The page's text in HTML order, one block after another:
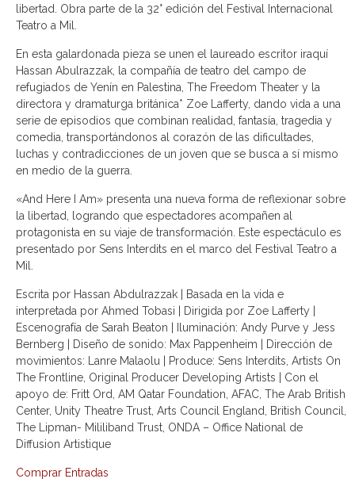
libertad. Obra parte de la 32° edición del Festival Internacional
Teatro a Mil.
En esta galardonada pieza se unen el laureado escritor iraquí
Hassan Abulrazzak, la compañía de teatro del campo de
refugiados de Yenín en Palestina, The Freedom Theater y la
directora y dramaturga británica* Zoe Lafferty, dando vida a una
serie de episodios que combinan realidad, fantasía, tragedia y
comedia, transportándonos al corazón de las dificultades,
luchas y contradicciones de un joven que se busca a sí mismo
en medio de la guerra.
«And Here I Am» presenta una nueva forma de reflexionar sobre
la libertad, logrando que espectadores acompañen al
protagonista en su viaje de transformación. Este espectáculo es
presentado por Sens Interdits en el marco del Festival Teatro a
Mil.
Escrita por Hassan Abdulrazzak | Basada en la vida e
interpretada por Ahmed Tobasi | Dirigida por Zoe Lafferty |
Escenografía de Sarah Beaton | Iluminación: Andy Purve y Jess
Bernberg | Diseño de sonido: Max Pappenheim | Dirección de
movimientos: Lanre Malaolu | Produce: Sens Interdits, Artists On
The Frontline, Original Producer Developing Artists | Con el
apoyo de: Fritt Ord, AM Qatar Foundation, AFAC, The Arab British
Center, Unity Theatre Trust, Arts Council England, British Council,
The Lipman- Mililiband Trust, ONDA – Office National de
Diffusion Artistique
Comprar Entradas